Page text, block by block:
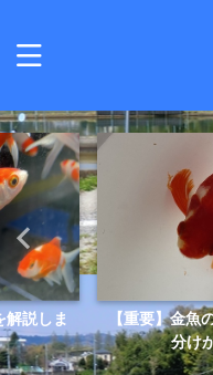
説しま
【重要】金魚
分け